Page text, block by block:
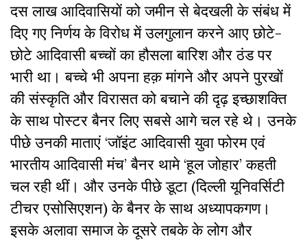
दस लाख आदिवासियों को जमीन से बेदखली के संबंध में
दिए गए निर्णय के विरोध में उलगुलान करने आए छोटे-
छोटे आदिवासी बच्चों का हौसला बारिश और ठंड पर
भारी था। बच्चे भी अपना हक़ मांगने और अपने पुरखों
की संस्कृति और विरासत को बचाने की दृढ़ इच्छाशक्ति
के साथ पोस्टर बैनर लिए सबसे आगे चल रहे थे। उनके
पीछे उनकी माताएं ‘जॉइंट आदिवासी युवा फोरम एवं
भारतीय आदिवासी मंच’ बैनर थामे ‘हूल जोहार’ कहती
चल रही थीं। और उनके पीछे डूटा (दिल्ली यूनिवर्सिटी
टीचर एसोसिएशन) के बैनर के साथ अध्यापकगण।
इसके अलावा समाज के दूसरे तबके के लोग और